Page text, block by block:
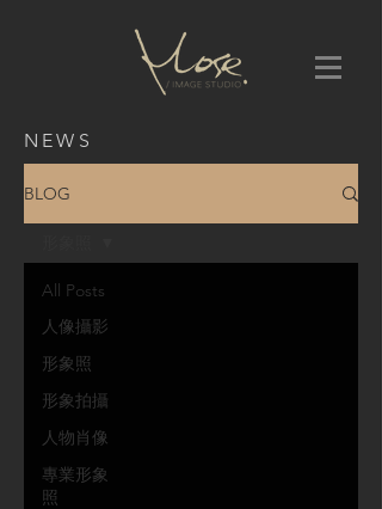
NEWS
BLOG
All Posts
人像攝影
形象照
形象拍攝
人物肖像
專業形象
照